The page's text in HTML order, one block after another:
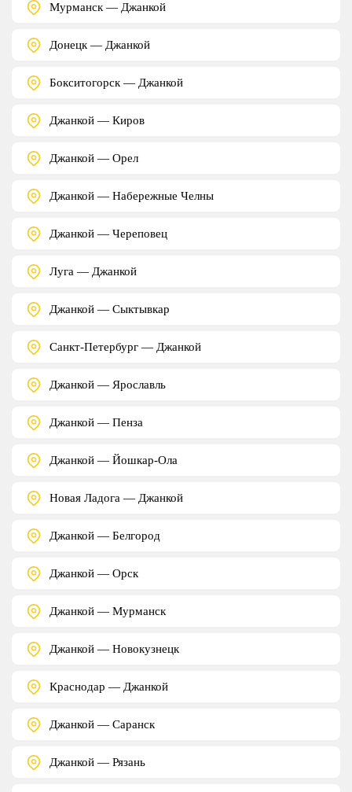
Мурманск — Джанкой
Донецк — Джанкой
Бокситогорск — Джанкой
Джанкой — Киров
Джанкой — Орел
Джанкой — Набережные Челны
Джанкой — Череповец
Луга — Джанкой
Джанкой — Сыктывкар
Санкт-Петербург — Джанкой
Джанкой — Ярославль
Джанкой — Пенза
Джанкой — Йошкар-Ола
Новая Ладога — Джанкой
Джанкой — Белгород
Джанкой — Орск
Джанкой — Мурманск
Джанкой — Новокузнецк
Краснодар — Джанкой
Джанкой — Саранск
Джанкой — Рязань